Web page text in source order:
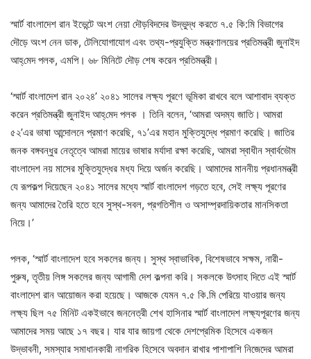
স্মার্ট বাংলাদেশ রান ইভেন্টে অংশ নেয়া দৌড়বিদদের উদ্ভুদ্ধ করতে ৭.৫ কি:মি বিভাগের
দৌড়ে অংশ নেন ডাক, টেলিযোগাযোগ এবং তথ্য-প্রযুক্তি মন্ত্রণালয়ের প্রতিমন্ত্রী জুনাইদ
আহ্‌মেদ পলক, এমপি। ৬৮ মিনিটে দৌড় শেষ করেন প্রতিমন্ত্রী।
‘স্মার্ট বাংলাদেশ রান ২০২৪’ ২০৪১ সালের লক্ষ্য পূরণে ভূমিকা রাখবে বলে আশাবাদ ব্যক্ত
করেন প্রতিমন্ত্রী জুনাইদ আহ্‌মেদ পলক । তিনি বলেন, ‘আমরা অদম্য জাতি। আমরা
৫২’এর ভাষা আন্দোলনে প্রমাণ করেছি, ৭১’এর মহান মুক্তিযুদ্ধে প্রমাণ করেছি। জাতির
জনক বঙ্গবন্ধুর নেতৃত্বে আমরা মায়ের ভাষার মর্যাদা রক্ষা করেছি, আমরা স্বাধীন স্বার্বভৌম
বাংলাদেশ নয় মাসের মুক্তিযুদ্ধের মধ্য দিয়ে অর্জন করেছি। আমাদের মাননীয় প্রধানমন্ত্রী
যে রূপকল্প দিয়েছেন ২০৪১ সালের মধ্যে স্মার্ট বাংলাদেশ গড়তে হবে, সেই লক্ষ্য পূরণের
জন্য আমাদের তৈরি হতে হবে সুস্থ-সবল, প্রগতিশীল ও অসাম্প্রদায়িকতার মানসিকতা
নিয়ে।’
পলক, ‘স্মার্ট বাংলাদেশ হবে সকলের জন্য। সুস্থ স্বাভাবিক, বিশেষভাবে সক্ষম, নারী-
পুরুষ, তৃতীয় লিঙ্গ সকলের জন্য আগামী দেশ কল্পনা করি। সকলকে উৎসাহ দিতে এই স্মার্ট
বাংলাদেশ রান আয়োজন করা হয়েছে। আজকে যেমন ৭.৫ কি.মি পেরিয়ে যাওয়ার জন্য
লক্ষ্য ছিল ৭৫ মিনিট একইভাবে জননেত্রী শেখ হাসিনার স্মার্ট বাংলাদেশ লক্ষ্যপূরণের জন্য
আমাদের সময় আছে ১৭ বছর। যার যার জায়গা থেকে দেশপ্রেমিক হিসেবে একজন
উদ্ভাবনী, সমস্যার সমাধানকারী নাগরিক হিসেবে অবদান রাখার পাশাপাশি নিজেদের আমরা